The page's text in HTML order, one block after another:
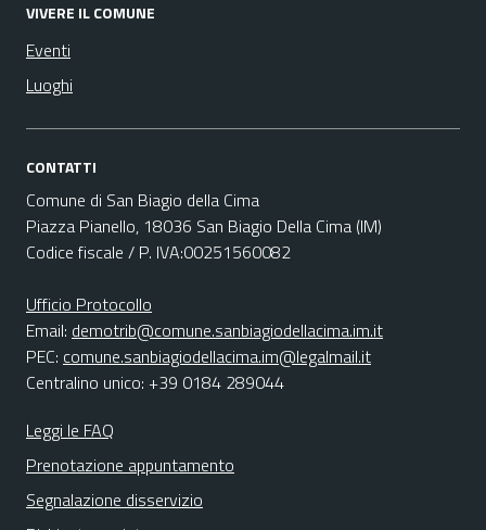
VIVERE IL COMUNE
Eventi
Luoghi
CONTATTI
Comune di San Biagio della Cima
Piazza Pianello, 18036 San Biagio Della Cima (IM)
Codice fiscale / P. IVA:00251560082
Ufficio Protocollo
Email: demotrib@comune.sanbiagiodellacima.im.it
PEC: comune.sanbiagiodellacima.im@legalmail.it
Centralino unico: +39 0184 289044
Leggi le FAQ
Prenotazione appuntamento
Segnalazione disservizio